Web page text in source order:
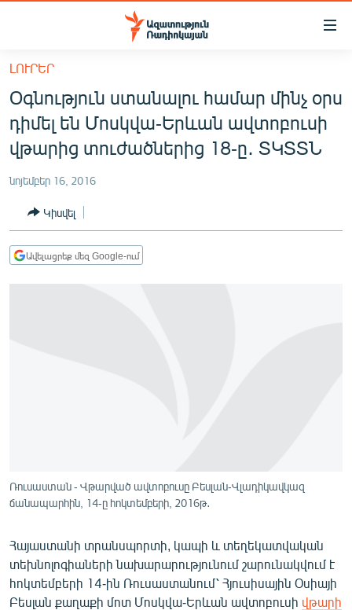
Մատչելիության
հիմնական
բովանդակությանը
Անցնել
հիմնական
մենյուին
ՀԱՅԱՍՏԱՆ
ՔԱՂԱՔԱԿԱՆ
ՀԱՍԱՐԱԿՈՒԹՅՈՒՆ
ՏՆՏԵՍՈՒԹՅՈՒՆ
ՂԱՐԱԲԱՂ
ԿՈՐՈՆԱՎԻՐՈՒՍ
ՏԵՍԱՆՅՈՒԹԵՐ
ԲԱՆԱՎԵՃ
ԼՈՒՐԵՐ
Օգնություն ստանալու համար մինչ օրս
դիմել են Մոսկվա-Երևան ավտոբուսի
վթարից տուժածներից 18-ը․ ՏԿՏՏՆ
նոյեմբեր 16, 2016
Կիսվել
Ավելացրեք մեզ Google-ում
Ռուսաստան - Վթարված ավտոբուսը Բեսլան-Վլադիկավկազ
ճանապարհին, 14-ը հոկտեմբերի, 2016թ․
Հայաստանի տրանսպորտի, կապի և տեղեկատվական
տեխնոլոգիաների նախարարությունում շարունակվում է
հոկտեմբերի 14-ին Ռուսաստանում՝ Հյուսիսային Օսիայի
Բեսլան քաղաքի մոտ Մոսկվա-Երևան ավտոբուսի վթարի